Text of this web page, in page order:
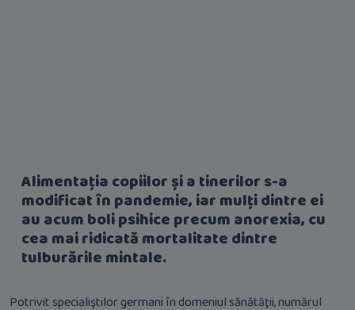
Alimentația copiilor și a tinerilor s-a
modificat în pandemie, iar mulți dintre ei
au acum boli psihice precum anorexia, cu
cea mai ridicată mortalitate dintre
tulburările mintale.
Potrivit specialiştilor germani în domeniul sănătăţii, numărul